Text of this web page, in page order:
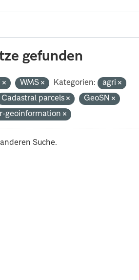
gefunden
WMS Kategorien:
agri
Cadastral parcels
GeoSN
geoinformation
Suche.